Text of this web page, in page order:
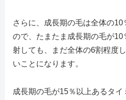
さらに、成長期の毛は全体の
ので、たまたま成長期の毛が10
射しても、まだ全体の6割程度
いことになります。
成長期の毛が15％以上あるタイ